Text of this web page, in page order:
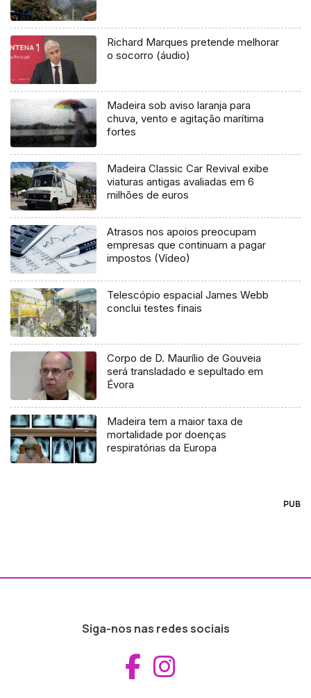
Richard Marques pretende melhorar
o socorro (áudio)
Madeira sob aviso laranja para
chuva, vento e agitação marítima
fortes
Madeira Classic Car Revival exibe
viaturas antigas avaliadas em 6
milhões de euros
Atrasos nos apoios preocupam
empresas que continuam a pagar
impostos (Vídeo)
Telescópio espacial James Webb
conclui testes finais
Corpo de D. Maurílio de Gouveia
será transladado e sepultado em
Évora
Madeira tem a maior taxa de
mortalidade por doenças
respiratórias da Europa
PUB
Siga-nos nas redes sociais
Aceder ao